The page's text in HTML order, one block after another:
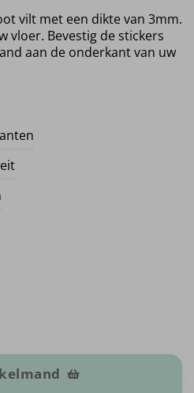
vilt met een dikte van 3mm.
vloer. Bevestig de stickers
aan de onderkant van uw